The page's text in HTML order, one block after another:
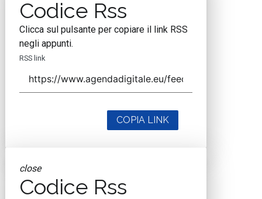
Codice Rss
Clicca sul pulsante per copiare il link RSS
negli appunti.
RSS link
COPIA LINK
close
Codice Rss